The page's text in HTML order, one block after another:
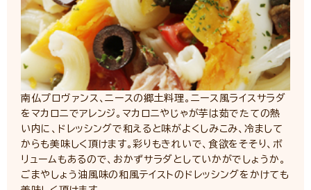
南仏プロヴァンス、ニースの郷土料理。ニース風ライスサラダ
をマカロニでアレンジ。マカロニやじゃが芋は茹でたての熱
い内に、ドレッシングで和えると味がよくしみこみ、冷まして
からも美味しく頂けます。彩りもきれいで、食欲をそそり、ボ
リュームもあるので、おかずサラダとしていかがでしょうか。
ごまやしょう油風味の和風テイストのドレッシングをかけても